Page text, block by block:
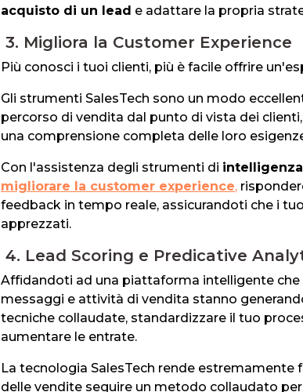
acquisto di un lead e adattare la propria
3. Migliora la Customer Experience
Più conosci i tuoi clienti, più è facile offrire
Gli strumenti SalesTech sono un modo
percorso di vendita dal punto di vista dei
una comprensione completa delle loro
Con l'assistenza degli strumenti di
migliorare la customer experience,
feedback in tempo reale, assicurandoti che i
apprezzati.
4. Lead Scoring e Predicative
Affidandoti ad una piattaforma intelligente
messaggi e attività di vendita stanno
tecniche collaudate, standardizzare il tuo
aumentare le entrate.
La tecnologia SalesTech rende estremamente
delle vendite seguire un metodo collaudato